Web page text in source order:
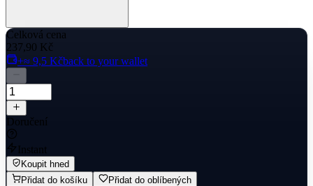
Celková cena
237,90 Kč
+≈ 9,5 Kčback to your wallet
Doručení
Instant
Koupit hned
Přidat do košíku
Přidat do oblíbených